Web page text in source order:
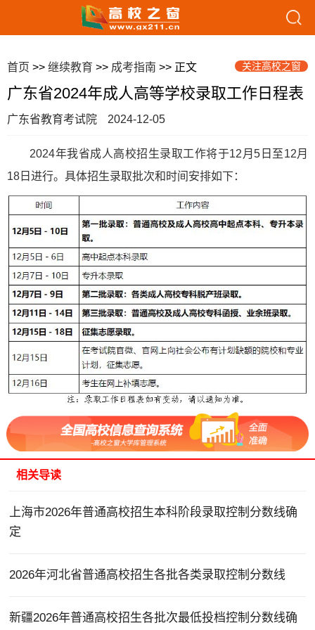
首页 >> 继续教育 >> 成考指南 >> 正文 关注高校之窗
广东省2024年成人高等学校录取工作日程表
广东省教育考试院 2024-12-05
2024年我省成人高校招生录取工作将于12月5日至12月
18日进行。具体招生录取批次和时间安排如下：
相关导读
上海市2026年普通高校招生本科阶段录取控制分数线确
定
2026年河北省普通高校招生各批各类录取控制分数线
新疆2026年普通高校招生各批次最低投档控制分数线确